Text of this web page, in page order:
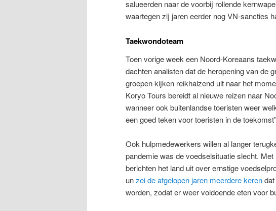
salueerden naar de voorbij rollende
waartegen zij jaren eerder nog VN-sancties
Taekwondoteam
Toen vorige week een Noord-Koreaans
dachten analisten dat de heropening van de
groepen kijken reikhalzend uit naar het
Koryo Tours bereidt al nieuwe reizen naar
wanneer ook buitenlandse toeristen weer
een goed teken voor toeristen in de
Ook hulpmedewerkers willen al langer
pandemie was de voedselsituatie slecht.
berichten het land uit over ernstige
unzei de afgelopen jaren meerdere keren
worden, zodat er weer voldoende eten voor